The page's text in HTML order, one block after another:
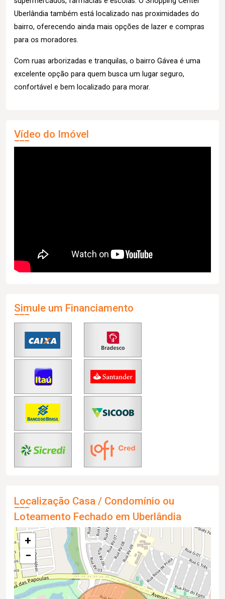
Uberlândia também está localizado nas proximidades do
bairro, oferecendo ainda mais opções de lazer e compras
para os moradores.
Com ruas arborizadas e tranquilas, o bairro Gávea é uma
excelente opção para quem busca um lugar seguro,
confortável e bem localizado para morar.
Vídeo do Imóvel
Simule um Financiamento
Localização Casa / Condomínio ou
Loteamento Fechado em Uberlândia
+
−